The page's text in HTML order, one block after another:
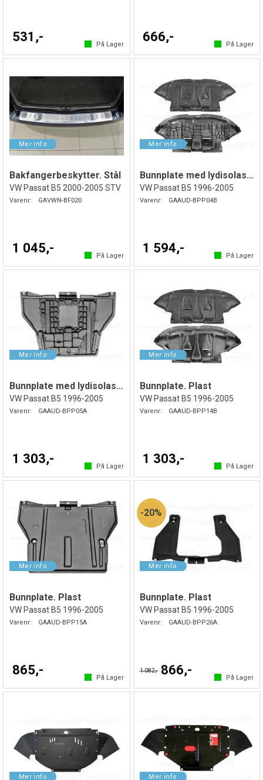
531,-
På Lager
666,-
På Lager
Bakfangerbeskytter. Stål
VW Passat B5 2000-2005 STV
Varenr: GAVWN-BF020
1 045,-
På Lager
Bunnplate med lydisolasjon. Plast
VW Passat B5 1996-2005
Varenr: GAAUD-BPP04B
1 594,-
På Lager
Bunnplate med lydisolasjon. Plast
VW Passat B5 1996-2005
Varenr: GAAUD-BPP05A
1 303,-
På Lager
Bunnplate. Plast
VW Passat B5 1996-2005
Varenr: GAAUD-BPP14B
1 303,-
På Lager
Bunnplate. Plast
VW Passat B5 1996-2005
Varenr: GAAUD-BPP15A
865,-
På Lager
20%
Bunnplate. Plast
VW Passat B5 1996-2005
Varenr: GAAUD-BPP26A
1 082,- 866,-
På Lager